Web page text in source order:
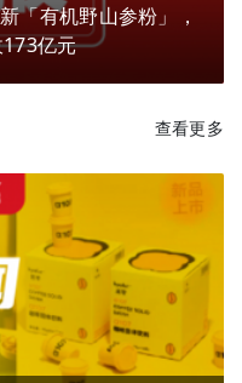
「有机野山参粉」，
亿元
查看更多